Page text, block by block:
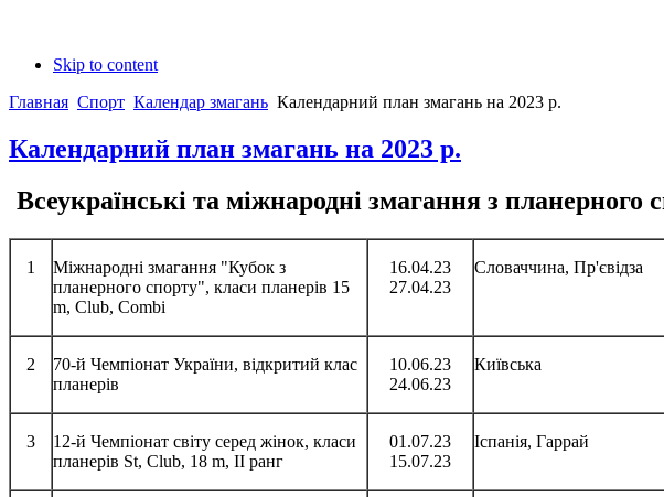
Skip to content
Главная Спорт Календар змагань Календарний план змагань на 2023 р.
Календарний план змагань на 2023 р.
Всеукраїнські та міжнародні змагання з планерного
1
Міжнародні змагання "Кубок з
планерного спорту", класи планерів 15
m, Club, Combi
16.04.23
27.04.23
Словаччина, Пр'євідза
2
70-й Чемпіонат України, відкритий клас
планерів
10.06.23
24.06.23
Київська
3
12-й Чемпіонат світу серед жінок, класи
планерів St, Club, 18 m, II ранг
01.07.23
15.07.23
Іспанія, Гаррай